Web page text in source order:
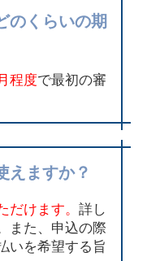
のくらいの期
程度で最初の審
えますか？
だけます。 詳し
また、申込の際
いを希望する旨